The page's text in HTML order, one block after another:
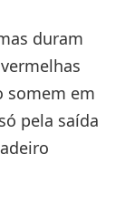
duram
somem em
pela saída